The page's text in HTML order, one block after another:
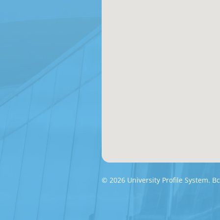
© 2026 University Profile System.